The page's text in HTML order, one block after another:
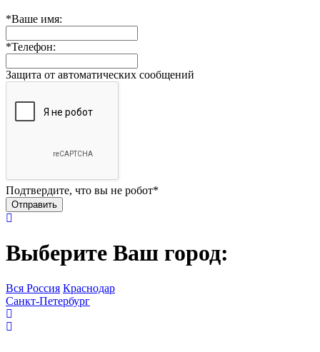
*Ваше имя:
*Телефон:
Защита от автоматических сообщений
Подтвердите, что вы не робот*
Выберите Ваш город:
Вся Россия Краснодар
Санкт-Петербург